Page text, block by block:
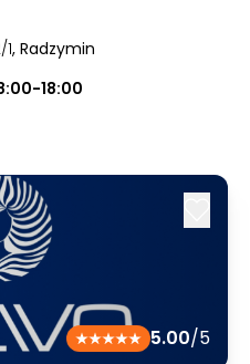
1, Radzymin
18:00
5.00/5